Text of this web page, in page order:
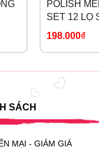
POLISH
SET 12 LỌ
TAY
198.000₫
SÁCH
MẠI - GIẢM GIÁ